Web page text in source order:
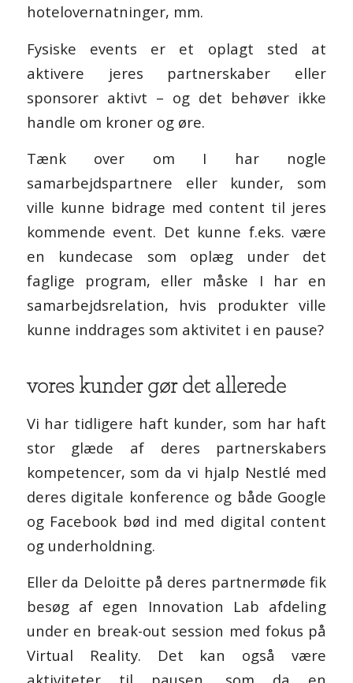
hotelovernatninger, mm.
Fysiske events er et oplagt sted at
aktivere jeres partnerskaber eller
sponsorer aktivt – og det behøver ikke
handle om kroner og øre.
Tænk over om I har nogle
samarbejdspartnere eller kunder, som
ville kunne bidrage med content til jeres
kommende event. Det kunne f.eks. være
en kundecase som oplæg under det
faglige program, eller måske I har en
samarbejdsrelation, hvis produkter ville
kunne inddrages som aktivitet i en pause?
vores kunder gør det allerede
Vi har tidligere haft kunder, som har haft
stor glæde af deres partnerskabers
kompetencer, som da vi hjalp Nestlé med
deres digitale konference og både Google
og Facebook bød ind med digital content
og underholdning.
Eller da Deloitte på deres partnermøde fik
besøg af egen Innovation Lab afdeling
under en break-out session med fokus på
Virtual Reality. Det kan også være